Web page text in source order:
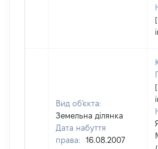
Вид об'єкта:
Земельна ділянка
Дата набуття
права:
16.08.2007